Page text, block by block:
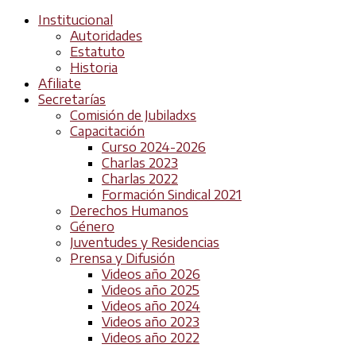
Institucional
Autoridades
Estatuto
Historia
Afiliate
Secretarías
Comisión de Jubiladxs
Capacitación
Curso 2024-2026
Charlas 2023
Charlas 2022
Formación Sindical 2021
Derechos Humanos
Género
Juventudes y Residencias
Prensa y Difusión
Videos año 2026
Videos año 2025
Videos año 2024
Videos año 2023
Videos año 2022